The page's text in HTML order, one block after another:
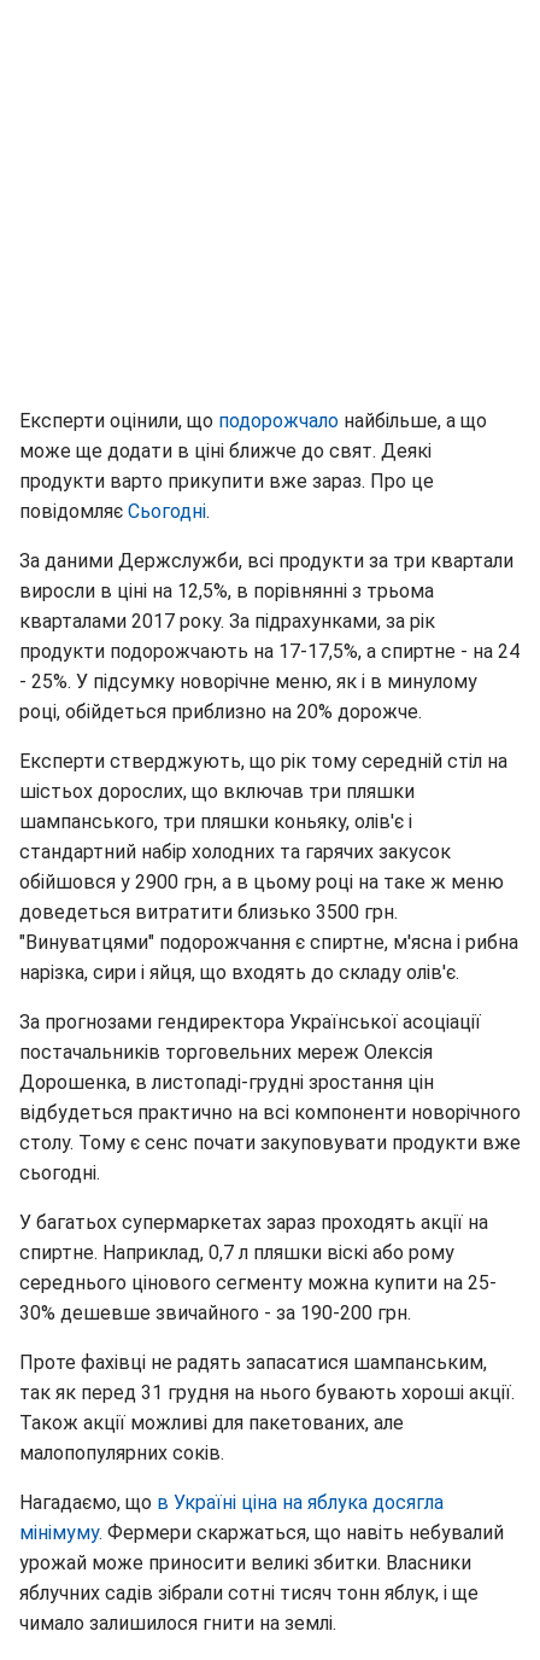
Експерти оцінили, що подорожчало найбільше, а що
може ще додати в ціні ближче до свят. Деякі
продукти варто прикупити вже зараз. Про це
повідомляє Сьогодні.
За даними Держслужби, всі продукти за три квартали
виросли в ціні на 12,5%, в порівнянні з трьома
кварталами 2017 року. За підрахунками, за рік
продукти подорожчають на 17-17,5%, а спиртне - на 24
- 25%. У підсумку новорічне меню, як і в минулому
році, обійдеться приблизно на 20% дорожче.
Експерти стверджують, що рік тому середній стіл на
шістьох дорослих, що включав три пляшки
шампанського, три пляшки коньяку, олів'є і
стандартний набір холодних та гарячих закусок
обійшовся у 2900 грн, а в цьому році на таке ж меню
доведеться витратити близько 3500 грн.
"Винуватцями" подорожчання є спиртне, м'ясна і рибна
нарізка, сири і яйця, що входять до складу олів'є.
За прогнозами гендиректора Української асоціації
постачальників торговельних мереж Олексія
Дорошенка, в листопаді-грудні зростання цін
відбудеться практично на всі компоненти новорічного
столу. Тому є сенс почати закуповувати продукти вже
сьогодні.
У багатьох супермаркетах зараз проходять акції на
спиртне. Наприклад, 0,7 л пляшки віскі або рому
середнього цінового сегменту можна купити на 25-
30% дешевше звичайного - за 190-200 грн.
Проте фахівці не радять запасатися шампанським,
так як перед 31 грудня на нього бувають хороші акції.
Також акції можливі для пакетованих, але
малопопулярних соків.
Нагадаємо, що в Україні ціна на яблука досягла
мінімуму. Фермери скаржаться, що навіть небувалий
урожай може приносити великі збитки. Власники
яблучних садів зібрали сотні тисяч тонн яблук, і ще
чимало залишилося гнити на землі.